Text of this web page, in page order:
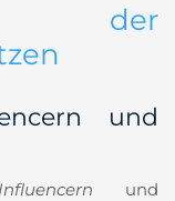
der
und
und